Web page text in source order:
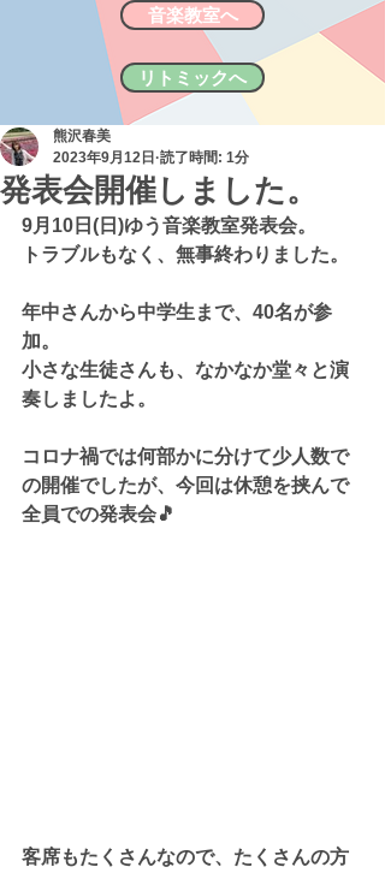
音楽教室へ
リトミックへ
発表会開催しました。
熊沢春美
2023年9月12日 読了時間: 1分
9月10日(日)ゆう音楽教室発表会。
トラブルもなく、無事終わりました。
年中さんから中学生まで、40名が参
加。
小さな生徒さんも、なかなか堂々と演
奏しましたよ。
コロナ禍では何部かに分けて少人数で
の開催でしたが、今回は休憩を挟んで
全員での発表会🎵
客席もたくさんなので、たくさんの方